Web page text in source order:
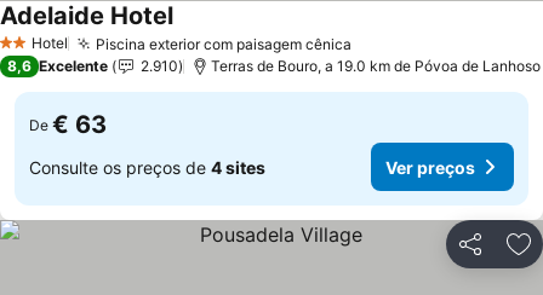
2 Estrelas
Hotel Piscina exterior com paisagem cênica
Adelaide HotelVer preços
8,6 Excelente 2.910 Terras de Bouro, a 19.0 km de Póvoa de Lanhoso
De € 63
Consulte os preços de 4 sites Ver preços
Partilhar